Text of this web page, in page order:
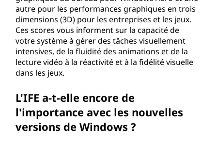
autre pour les performances graphiques en trois
dimensions (3D) pour les entreprises et les jeux.
Ces scores vous informent sur la capacité de
votre système à gérer des tâches visuellement
intensives, de la fluidité des animations et de la
lecture vidéo à la réactivité et à la fidélité visuelle
dans les jeux.
L'IFE a-t-elle encore de
l'importance avec les nouvelles
versions de Windows ?